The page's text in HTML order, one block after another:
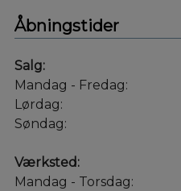
Åbningstider
Salg:
Mandag - Fredag:
Lørdag:
Søndag:
Værksted:
Mandag - Torsdag: